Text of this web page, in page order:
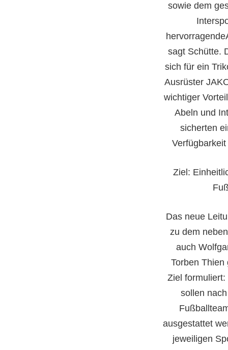
sowie dem
sagt Schütte.
sich für ein
Ausrüster
wichtiger
Abeln und
sicherten
Ziel:
Das neue
zu dem
auch
Torben
Ziel
sollen
ausgestattet
jeweiligen